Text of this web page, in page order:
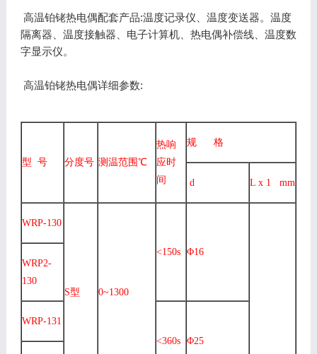
高温铂铑热电偶配套产品:温度记录仪、温度变送器。温度
隔离器、温度接触器、电子计算机、热电偶补偿线、温度数
字显示仪。
高温铂铑热电偶详细参数:
型 号 分度号 测温范围℃
热响
应时
间
规 格
d L x 1 mm
WRP-130
S型 0~1300
<150s Φ16
WRP2-
130
WRP-131
<360s
Φ25